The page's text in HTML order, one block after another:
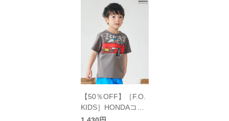
【50％OFF】［F.O.
KIDS］HONDAコラ
ボＴシャツ キッズ／